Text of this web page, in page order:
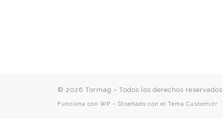
© 2026Tormag – Todos los derechos reservados
Funciona con WP – Diseñado con el Tema Customizr